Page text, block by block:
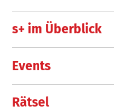
s+ im Überblick
Events
Rätsel